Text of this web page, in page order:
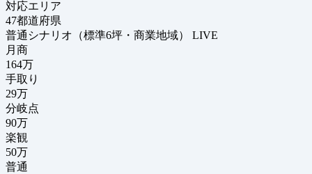
対応エリア
47都道府県
普通シナリオ（標準6坪・商業地域）
LIVE
月商
164万
手取り
29万
分岐点
90万
楽観
50万
普通